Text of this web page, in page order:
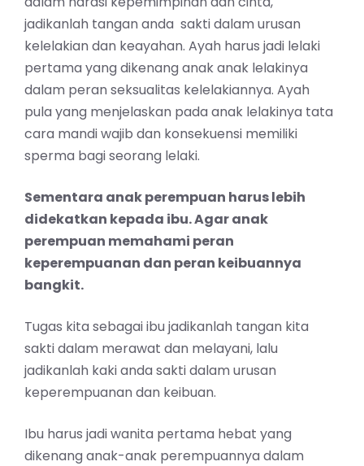
jadikanlah tangan anda sakti dalam urusan
kelelakian dan keayahan. Ayah harus jadi lelaki
pertama yang dikenang anak anak lelakinya
dalam peran seksualitas kelelakiannya. Ayah
pula yang menjelaskan pada anak lelakinya tata
cara mandi wajib dan konsekuensi memiliki
sperma bagi seorang lelaki.
Sementara anak perempuan harus lebih
didekatkan kepada ibu. Agar anak
perempuan memahami peran
keperempuanan dan peran keibuannya
bangkit.
Tugas kita sebagai ibu jadikanlah tangan kita
sakti dalam merawat dan melayani, lalu
jadikanlah kaki anda sakti dalam urusan
keperempuanan dan keibuan.
Ibu harus jadi wanita pertama hebat yang
dikenang anak-anak perempuannya dalam